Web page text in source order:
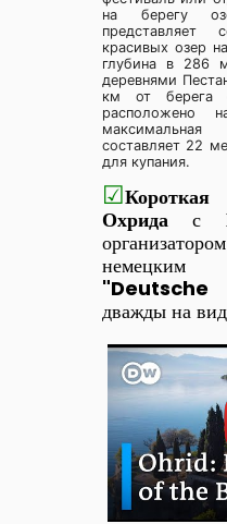
на берегу
красивых озер
глубина в 286
деревнями
км от берега
расположено
составляет 22
для купания.
☑Короткая
Охрида с
дважды на